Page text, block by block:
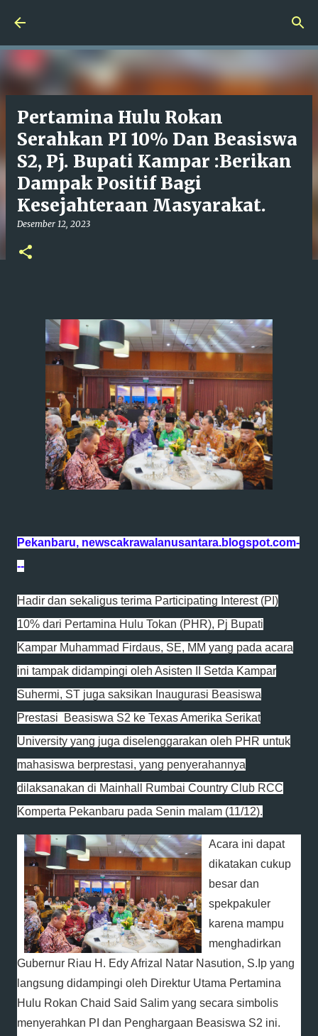
Pertamina Hulu Rokan
Serahkan PI 10% Dan Beasiswa
S2, Pj. Bupati Kampar :Berikan
Dampak Positif Bagi
Kesejahteraan Masyarakat.
Desember 12, 2023
Pekanbaru, newscakrawalanusantara.blogspot.com-
--
Hadir dan sekaligus terima Participating Interest (PI)
10% dari Pertamina Hulu Tokan (PHR), Pj Bupati
Kampar Muhammad Firdaus, SE, MM yang pada acara
ini tampak didampingi oleh Asisten II Setda Kampar
Suhermi, ST juga saksikan Inaugurasi Beasiswa
Prestasi Beasiswa S2 ke Texas Amerika Serikat
University yang juga diselenggarakan oleh PHR untuk
mahasiswa berprestasi, yang penyerahannya
dilaksanakan di Mainhall Rumbai Country Club RCC
Komperta Pekanbaru pada Senin malam (11/12).
Acara ini dapat
dikatakan cukup
besar dan
spekpakuler
karena mampu
menghadirkan
Gubernur Riau H. Edy Afrizal Natar Nasution, S.Ip yang
langsung didampingi oleh Direktur Utama Pertamina
Hulu Rokan Chaid Said Salim yang secara simbolis
menyerahkan PI dan Penghargaan Beasiswa S2 ini.